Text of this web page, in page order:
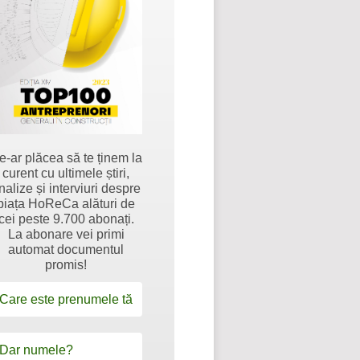
ar plăcea să te ținem la
curent cu ultimele știri,
și interviuri despre
HoReCa alături de
peste 9.700 abonați.
La abonare vei primi
automat documentul
promis!